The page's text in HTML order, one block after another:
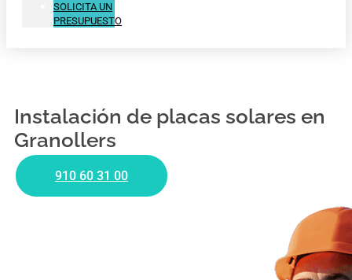
SOLICITA UN
PRESUPUESTO
Instalación de placas solares en
Granollers
910 60 31 00